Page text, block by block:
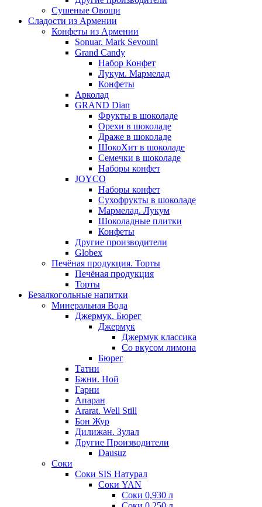
Сушеные Овощи
Сладости из Армении
Конфеты из Армении
Sonuar. Mark Sevouni
Grand Candy
Набор Конфет
Лукум. Мармелад
Конфеты
Арколад
GRAND Dian
Фрукты в шоколаде
Орехи в шоколаде
Драже в шоколаде
ШокоХит в шоколаде
Семечки в шоколаде
Наборы конфет
JOYCO
Наборы конфет
Сухофрукты в шоколаде
Мармелад. Лукум
Шоколадные плитки
Конфеты
Другие производители
Globex
Печёная продукция. Торты
Печёная продукция
Торты
Безалкогольные напитки
Минеральная Вода
Джермук. Бюрег
Джермук
Джермук классика
Со вкусом лимона
Бюрег
Татни
Бжни. Ной
Гарни
Апаран
Ararat. Well Still
Бон Жур
Дилижан. Зулал
Другие Производители
Dausuz
Соки
Соки SIS Натурал
Соки YAN
Соки 0,930 л